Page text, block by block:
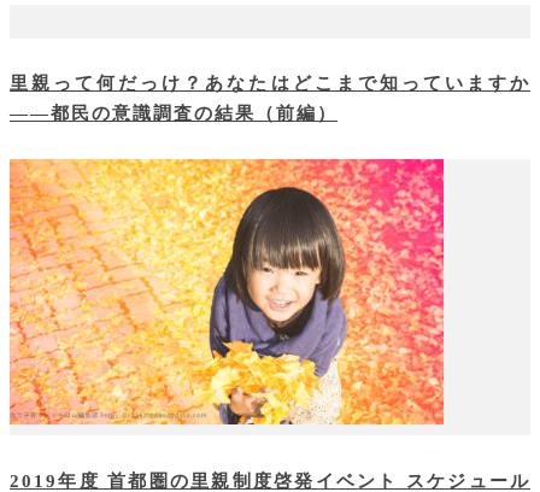
里親って何だっけ？あなたはどこまで知っていますか
――都民の意識調査の結果（前編）
2019年度 首都圏の里親制度啓発イベント スケジュール